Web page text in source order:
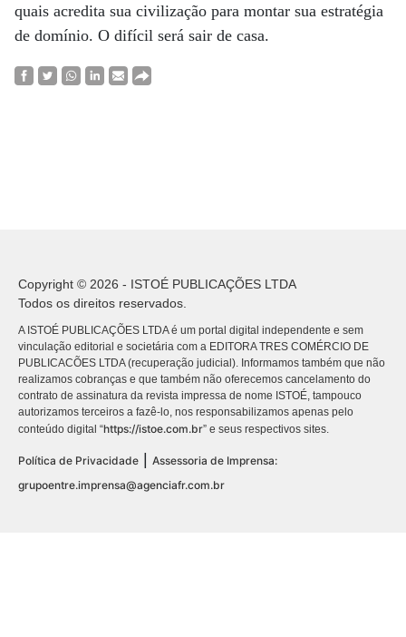
quais acredita sua civilização para montar sua estratégia
de domínio. O difícil será sair de casa.
Copyright © 2026 - ISTOÉ PUBLICAÇÕES LTDA
Todos os direitos reservados.
A ISTOÉ PUBLICAÇÕES LTDA é um portal digital independente e sem
vinculação editorial e societária com a EDITORA TRES COMÉRCIO DE
PUBLICACÕES LTDA (recuperação judicial). Informamos também que não
realizamos cobranças e que também não oferecemos cancelamento do
contrato de assinatura da revista impressa de nome ISTOÉ, tampouco
autorizamos terceiros a fazê-lo, nos responsabilizamos apenas pelo
conteúdo digital “https://istoe.com.br” e seus respectivos sites.
Política de Privacidade
Assessoria de Imprensa:
grupoentre.imprensa@agenciafr.com.br